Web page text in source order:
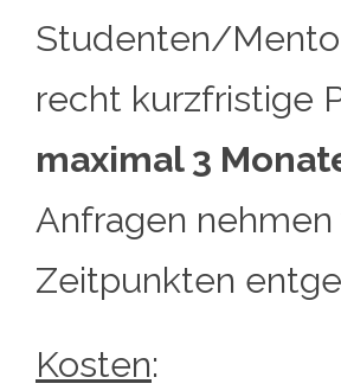
Studenten/
recht kurzfristige
maximal 3
Anfragen
Zeitpunkten
Kosten: